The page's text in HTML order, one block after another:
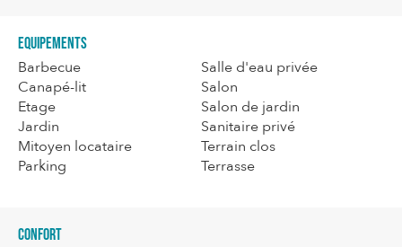
Equipements
Barbecue
Canapé-lit
Etage
Jardin
Mitoyen locataire
Parking
Salle d'eau privée
Salon
Salon de jardin
Sanitaire privé
Terrain clos
Terrasse
Confort